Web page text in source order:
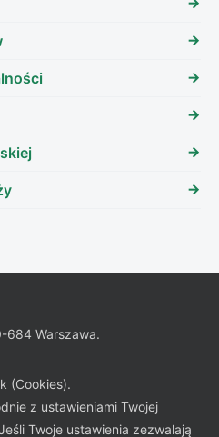
684 Warszawa.
(Cookies).
z ustawieniami Twojej
Twoje ustawienia zezwalają